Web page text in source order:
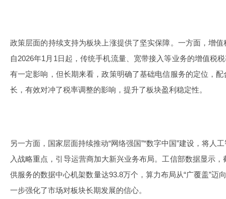
政策层面的持续支持为板块上涨提供了坚实保障。一方面，增
自2026年1月1日起，传统手机流量、宽带接入等业务的增值税
有一定影响，但长期来看，政策明确了基础电信服务的定位，
长，有效对冲了税率调整的影响，提升了板块盈利稳定性。
另一方面，国家层面持续推动“网络强国”“数字中国”建设，将人
入战略重点，引导运营商加大新兴业务布局。工信部数据显示
供服务的数据中心机架数量达93.8万个，算力布局从“广覆盖”迈
一步强化了市场对板块长期发展的信心。